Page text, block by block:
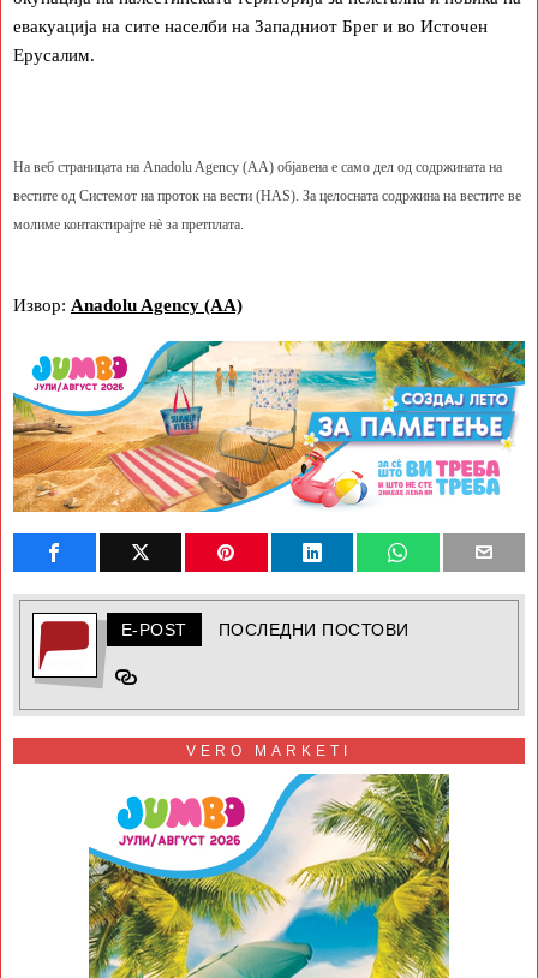
евакуација на сите населби на Западниот Брег и во Источен
Ерусалим.
На веб страницата на Anadolu Agency (AA) објавена е само дел од содржината на
вестите од Системот на проток на вести (HAS). За целосната содржина на вестите ве
молиме контактирајте нè за претплата.
Извор: Anadolu Agency (AA)
E-POST ПОСЛЕДНИ ПОСТОВИ
VERO MARKETI